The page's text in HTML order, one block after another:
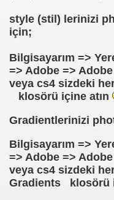
style (stil) lerinizi
için;
Bilgisayarım =>
=> Adobe =>
veya cs4 sizdeki
klosörü içine atın
Gradientlerinizi
Bilgisayarım =>
=> Adobe =>
veya cs4 sizdeki
Gradients klosörü